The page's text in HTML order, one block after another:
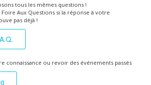
tous les mêmes questions !
Aux Questions si la réponse à votre
pas déjà !
connaissance ou revoir des événements passés